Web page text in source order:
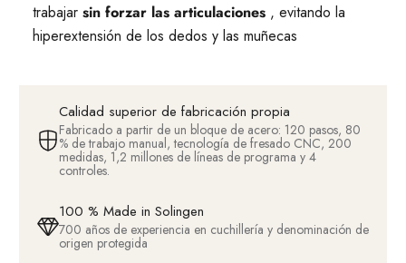
trabajar sin forzar las articulaciones , evitando la
hiperextensión de los dedos y las muñecas
Calidad superior de fabricación propia
Fabricado a partir de un bloque de acero: 120 pasos, 80
% de trabajo manual, tecnología de fresado CNC, 200
medidas, 1,2 millones de líneas de programa y 4
controles.
100 % Made in Solingen
700 años de experiencia en cuchillería y denominación de
origen protegida